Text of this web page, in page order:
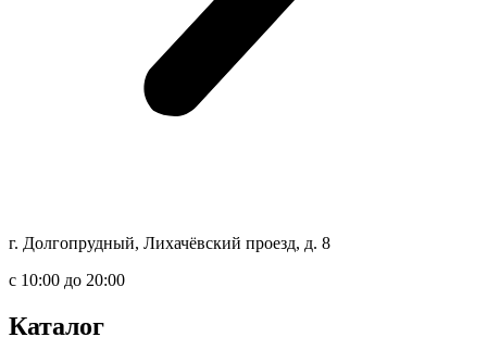
г. Долгопрудный, Лихачёвский проезд, д. 8
c 10:00 до 20:00
Каталог